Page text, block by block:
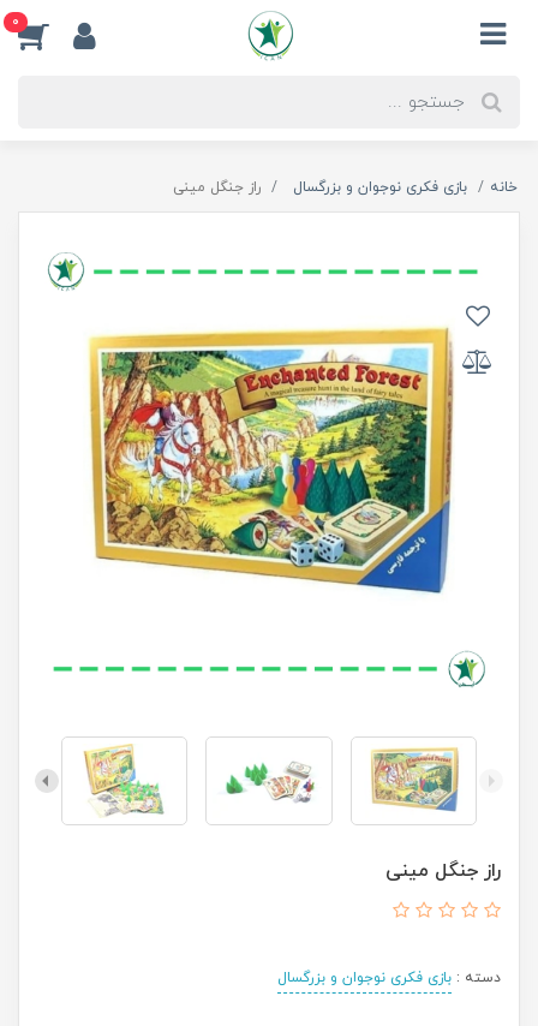
0
خانه بازی فکری نوجوان و بزرگسال راز جنگل مینی
راز جنگل مینی
دسته : بازی فکری نوجوان و بزرگسال